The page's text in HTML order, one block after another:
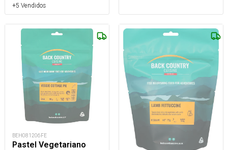
+5 Vendidos
BEH081206FE
Pastel Vegetariano